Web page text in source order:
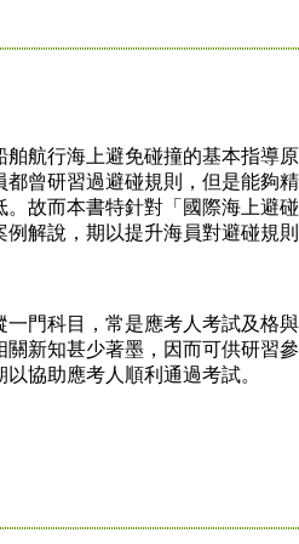
行海上避免碰撞的基本指導
曾研習過避碰規則，但是能夠
故而本書特針對「國際海上避
解說，期以提升海員對避碰規
科目，常是應考人考試及格與
新知甚少著墨，因而可供研習
協助應考人順利通過考試。